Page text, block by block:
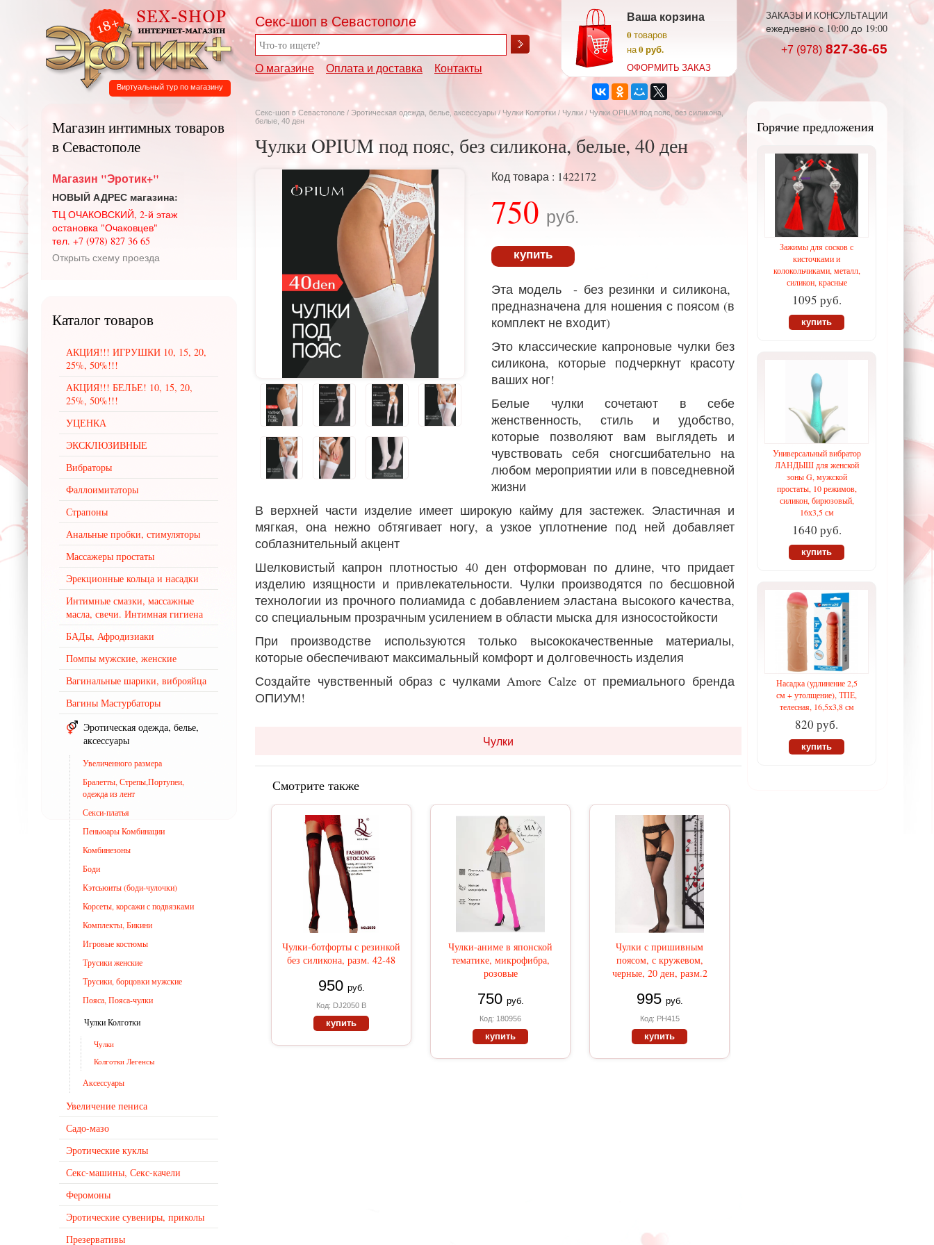
Секс-шоп в Севастополе
О магазине Оплата и доставка Контакты
Ваша корзина
0товаров
на0 руб.
ОФОРМИТЬ ЗАКАЗ
ЗАКАЗЫ И КОНСУЛЬТАЦИИ
ежедневно с 10:00 до 19:00
+7 (978) 827-36-65
Виртуальный тур по магазину
Секс-шоп в Севастополе / Эротическая одежда, белье, аксессуары / Чулки Колготки / Чулки / Чулки OPIUM под пояс, без силикона,
белые, 40 ден
Чулки OPIUM под пояс, без силикона, белые, 40 ден
Код товара : 1422172
750 руб.
купить
Эта модель - без резинки и силикона,
предназначена для ношения с поясом (в
комплект не входит)
Это классические капроновые чулки без
силикона, которые подчеркнут красоту
ваших ног!
Белые чулки сочетают в себе
женственность, стиль и удобство,
которые позволяют вам выглядеть и
чувствовать себя сногсшибательно на
любом мероприятии или в повседневной
жизни
В верхней части изделие имеет широкую кайму для застежек. Эластичная и
мягкая, она нежно обтягивает ногу, а узкое уплотнение под ней добавляет
соблазнительный акцент
Шелковистый капрон плотностью 40 ден отформован по длине, что придает
изделию изящности и привлекательности. Чулки производятся по бесшовной
технологии из прочного полиамида с добавлением эластана высокого качества,
со специальным прозрачным усилением в области мыска для износостойкости
При производстве используются только высококачественные материалы,
которые обеспечивают максимальный комфорт и долговечность изделия
Создайте чувственный образ с чулками Amore Calze от премиального бренда
ОПИУМ!
Чулки
Смотрите также
Чулки-ботфорты с резинкой
без силикона, разм. 42-48
950 руб.
Код: DJ2050 B
купить
Чулки-аниме в японской
тематике, микрофибра,
розовые
750 руб.
Код: 180956
купить
Чулки с пришивным
поясом, с кружевом,
черные, 20 ден, разм.2
995 руб.
Код: РН415
купить
Горячие предложения
Зажимы для сосков с
кисточками и
колокольчиками, металл,
силикон, красные
1095 руб.
купить
Универсальный вибратор
ЛАНДЫШ для женской
зоны G, мужской
простаты, 10 режимов,
силикон, бирюзовый,
16х3,5 см
1640 руб.
купить
Насадка (удлинение 2,5
см + утолщение), ТПЕ,
телесная, 16,5х3,8 см
820 руб.
купить
Магазин интимных товаров
в Севастополе
Магазин "Эротик+"
НОВЫЙ АДРЕС магазина:
ТЦ ОЧАКОВСКИЙ, 2-й этаж
остановка "Очаковцев"
тел. +7 (978) 827 36 65
Открыть схему проезда
Каталог товаров
АКЦИЯ!!! ИГРУШКИ 10, 15, 20,
25%, 50%!!!
АКЦИЯ!!! БЕЛЬЕ! 10, 15, 20,
25%, 50%!!!
УЦЕНКА
ЭКСКЛЮЗИВНЫЕ
Вибраторы
Фаллоимитаторы
Страпоны
Анальные пробки, стимуляторы
Массажеры простаты
Эрекционные кольца и насадки
Интимные смазки, массажные
масла, свечи. Интимная гигиена
БАДы, Афродизиаки
Помпы мужские, женские
Вагинальные шарики, виброяйца
Вагины Мастурбаторы
Эротическая одежда, белье,
аксессуары
Увеличенного размера
Бралетты, Стрепы,Портупеи,
одежда из лент
Секси-платья
Пеньюары Комбинации
Комбинезоны
Боди
Кэтсьюиты (боди-чулочки)
Корсеты, корсажи с подвязками
Комплекты, Бикини
Игровые костюмы
Трусики женские
Трусики, борцовки мужские
Пояса, Пояса-чулки
Чулки Колготки
Чулки
Колготки Легенсы
Аксессуары
Увеличение пениса
Садо-мазо
Эротические куклы
Секс-машины, Секс-качели
Феромоны
Эротические сувениры, приколы
Презервативы